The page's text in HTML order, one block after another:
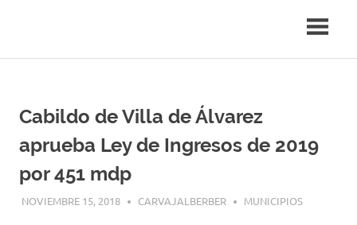
Cabildo de Villa de Álvarez
aprueba Ley de Ingresos de 2019
por 451 mdp
NOVIEMBRE 15, 2018 CARVAJALBERBER MUNICIPIOS